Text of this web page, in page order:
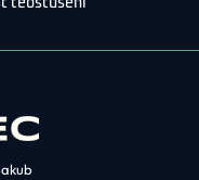
teostuseni